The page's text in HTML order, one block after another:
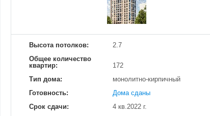
Высота потолков:
2.7
Общее количество
квартир:
172
Тип дома:
монолитно-кирпичный
Готовность:
Дома сданы
Срок сдачи:
4 кв.2022 г.